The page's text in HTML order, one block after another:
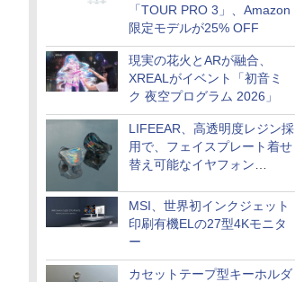
「TOUR PRO 3」、Amazon
限定モデルが25% OFF
現実の花火とARが融合、
XREALがイベント「初音ミ
ク 夜空プログラム 2026」
LIFEEAR、高透明度レジン採
用で、フェイスプレート着せ
替え可能なイヤフォン
MSI、世界初インクジェット
印刷有機ELの27型4Kモニタ
ー
カセットテープ型キーホルダ